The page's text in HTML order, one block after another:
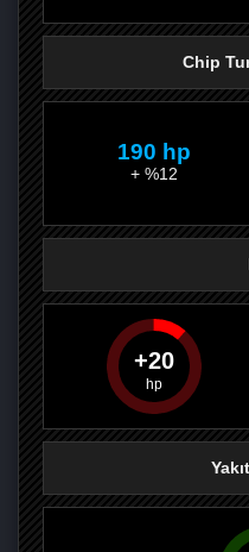
PAYLAŞPAYLAŞPLUS'TA
Chip
190 hp
+ %12
20